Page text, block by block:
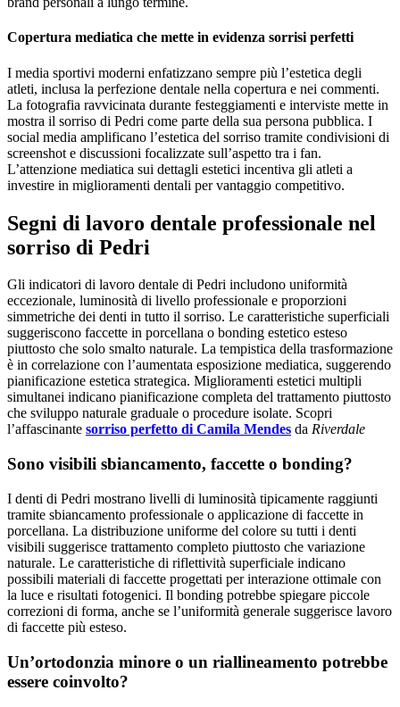
Copertura mediatica che mette in evidenza sorrisi perfetti
I media sportivi moderni enfatizzano sempre più l’estetica degli
atleti, inclusa la perfezione dentale nella copertura e nei commenti.
La fotografia ravvicinata durante festeggiamenti e interviste mette in
mostra il sorriso di Pedri come parte della sua persona pubblica. I
social media amplificano l’estetica del sorriso tramite condivisioni di
screenshot e discussioni focalizzate sull’aspetto tra i fan.
L’attenzione mediatica sui dettagli estetici incentiva gli atleti a
investire in miglioramenti dentali per vantaggio competitivo.
Segni di lavoro dentale professionale nel
sorriso di Pedri
Gli indicatori di lavoro dentale di Pedri includono uniformità
eccezionale, luminosità di livello professionale e proporzioni
simmetriche dei denti in tutto il sorriso. Le caratteristiche superficiali
suggeriscono faccette in porcellana o bonding estetico esteso
piuttosto che solo smalto naturale. La tempistica della trasformazione
è in correlazione con l’aumentata esposizione mediatica, suggerendo
pianificazione estetica strategica. Miglioramenti estetici multipli
simultanei indicano pianificazione completa del trattamento piuttosto
che sviluppo naturale graduale o procedure isolate. Scopri
l’affascinante sorriso perfetto di Camila Mendes da Riverdale
Sono visibili sbiancamento, faccette o bonding?
I denti di Pedri mostrano livelli di luminosità tipicamente raggiunti
tramite sbiancamento professionale o applicazione di faccette in
porcellana. La distribuzione uniforme del colore su tutti i denti
visibili suggerisce trattamento completo piuttosto che variazione
naturale. Le caratteristiche di riflettività superficiale indicano
possibili materiali di faccette progettati per interazione ottimale con
la luce e risultati fotogenici. Il bonding potrebbe spiegare piccole
correzioni di forma, anche se l’uniformità generale suggerisce lavoro
di faccette più esteso.
Un’ortodonzia minore o un riallineamento potrebbe
essere coinvolto?